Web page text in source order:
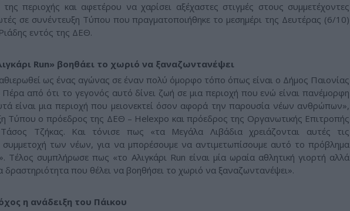
περιοχής και αφετέρου να χαρίσει αξέχαστες στιγμές στους συμμετέχοντες
σε συνέντευξη Τύπου που πραγματοποιήθηκε το μεσημέρι της Δευτέρας (6/10)
εντός της ΔΕΘ.
Run» βοηθάει το χωριό να ξαναζωντανέψει
ως ένας αγώνας σε έναν πολύ όμορφο τόπο όπως είναι ο Δήμος Παιονίας
Πέρα από ότι το γεγονός αυτό δίνει ζωή σε μια περιοχή που ενώ είναι πανέμορφη
είναι μια περιοχή που μειονεκτεί όσον αφορά την παρουσία νέων ανθρώπων»,
Τύπου ο πρόεδρος της ΔΕΘ – Helexpo και πρόεδρος της Οργανωτικής Επιτροπής
Τζήκας. Και τόνισε πως «τα Μεγάλα Λιβάδια χρειάζονται αυτές τις
συμμετοχή των νέων, για να μπορέσουμε να αντιμετωπίσουμε αυτό το πρόβλημα
Τέλος συμπλήρωσε πως «το Αλιγκάρι Run είναι μία ωραία αθλητική γιορτή αλλά
δραστηριότητα που θέλει να βοηθήσει το χωριό να ξαναζωντανέψει».
η ανάδειξη του Πάικου